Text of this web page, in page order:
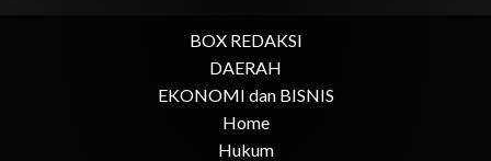
BOX REDAKSI
DAERAH
EKONOMI dan BISNIS
Home
Hukum